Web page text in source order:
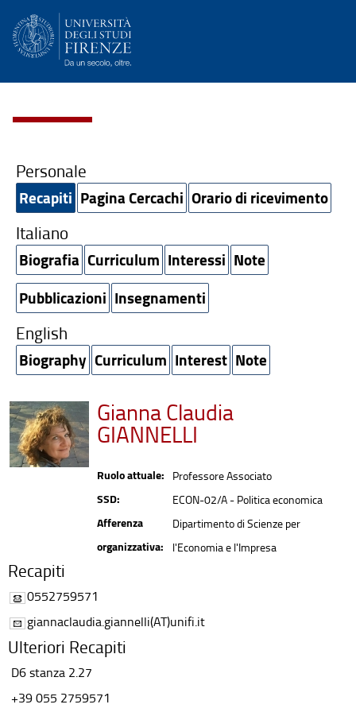
Personale
Recapiti Pagina Cercachi Orario di ricevimento
Italiano
Biografia Curriculum Interessi Note
Pubblicazioni Insegnamenti
English
Biography Curriculum Interest Note
Gianna Claudia
GIANNELLI
Ruolo attuale: Professore Associato
SSD: ECON-02/A - Politica economica
Afferenza
organizzativa:
Dipartimento di Scienze per
l'Economia e l'Impresa
Recapiti
0552759571
giannaclaudia.giannelli(AT)unifi.it
Ulteriori Recapiti
D6 stanza 2.27
+39 055 2759571